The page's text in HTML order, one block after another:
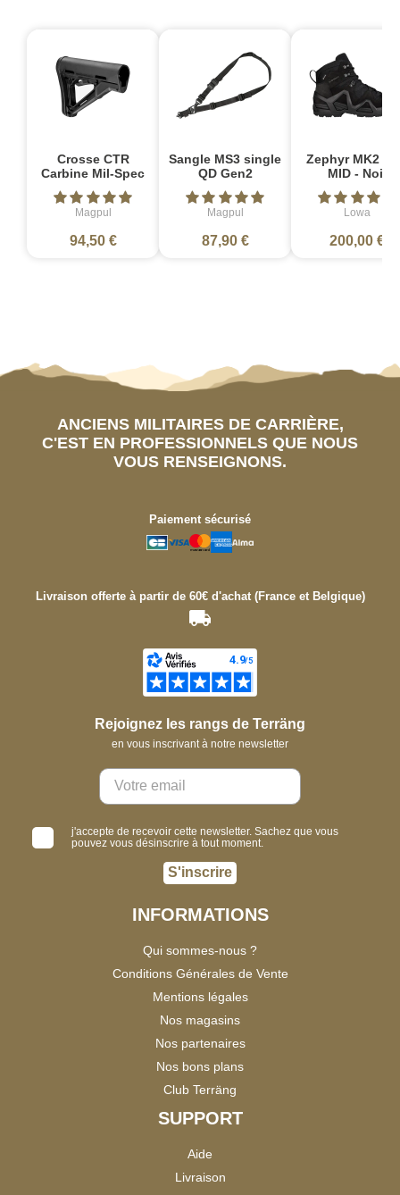
Crosse CTR
Carbine Mil-Spec
Magpul
94,50 €
Sangle MS3 single
QD Gen2
Magpul
87,90 €
Zephyr MK2
MID - Noir
Lowa
200,00 €
ANCIENS MILITAIRES DE CARRIÈRE,
C'EST EN PROFESSIONNELS QUE NOUS
VOUS RENSEIGNONS.
Paiement sécurisé
Livraison offerte à partir de 60€ d'achat (France et Belgique)
Rejoignez les rangs de Terräng
en vous inscrivant à notre newsletter
j'accepte de recevoir cette newsletter. Sachez que vous
pouvez vous désinscrire à tout moment.
S'inscrire
INFORMATIONS
Qui sommes-nous ?
Conditions Générales de Vente
Mentions légales
Nos magasins
Nos partenaires
Nos bons plans
Club Terräng
SUPPORT
Aide
Livraison